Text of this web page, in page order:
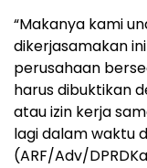
“Makanya kami
dikerjasamakan
perusahaan
harus dibuktikan
atau izin kerja
lagi dalam waktu
(ARF/Adv/